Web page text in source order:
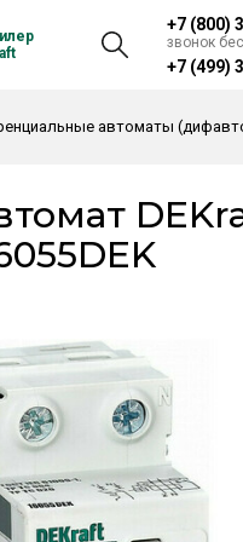
+7 (800)
звонок
+7 (499)
автоматы